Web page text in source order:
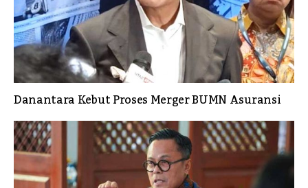
Danantara Kebut Proses Merger BUMN Asuransi